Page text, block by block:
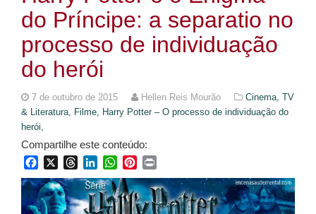
do Príncipe: a separatio no
processo de individuação
do herói
7 de outubro de 2015 Hellen Reis Mourão
Cinema, TV
& Literatura, Filme, Harry Potter – O processo de individuação do
herói,
Compartilhe este conteúdo:
FacebookThreadsLinkedInWhatsApp
Pinterest